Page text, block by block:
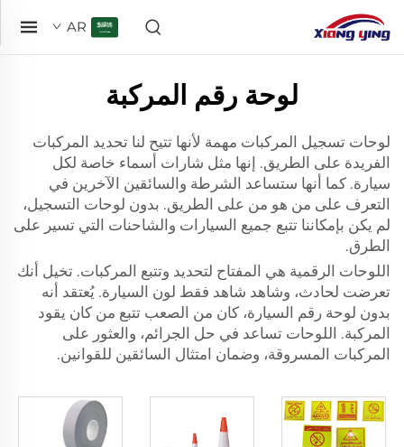
AR
لوحة رقم المركبة
لوحات تسجيل المركبات مهمة لأنها تتيح لنا تحديد المركبات
الفريدة على الطريق. إنها مثل شارات أسماء خاصة لكل
سيارة. كما أنها ستساعد الشرطة والسائقين الآخرين في
التعرف على من هو من على الطريق. بدون لوحات التسجيل،
لم يكن بإمكاننا تتبع جميع السيارات والشاحنات التي تسير على
الطرق.
اللوحات الرقمية هي المفتاح لتحديد وتتبع المركبات. تخيل أنك
تعرضت لحادث، وشاهد شاهد فقط لون السيارة. يُعتقد أنه
بدون لوحة رقم السيارة، كان من الصعب تتبع من كان يقود
المركبة. اللوحات تساعد في حل الجرائم، والعثور على
المركبات المسروقة، وضمان امتثال السائقين للقوانين.